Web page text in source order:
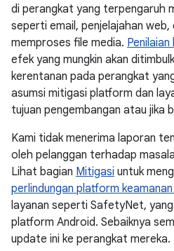
di perangkat yang terpengaruh
seperti email, penjelajahan web,
memproses file media.
efek yang mungkin akan
kerentanan pada perangkat
asumsi mitigasi platform dan
tujuan pengembangan atau jika
Kami tidak menerima laporan
oleh pelanggan terhadap
Lihat bagian Mitigasi untuk
perlindungan platform
layanan seperti SafetyNet,
platform Android. Sebaiknya
update ini ke perangkat mereka.